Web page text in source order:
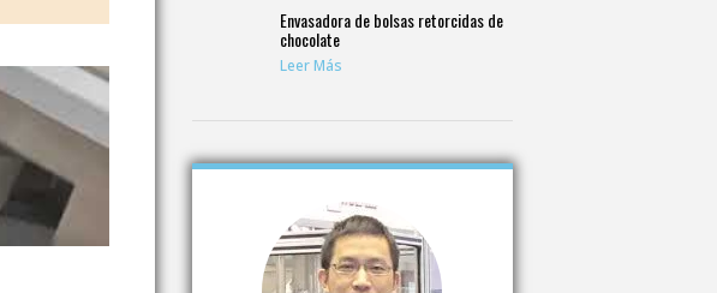
Envasadora de bolsas retorcidas de
chocolate
Leer Más